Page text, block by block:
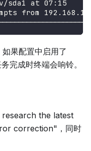
sda1 at
from
果配置中启用了
务完成时终端会响铃。
the latest
correction"，同时